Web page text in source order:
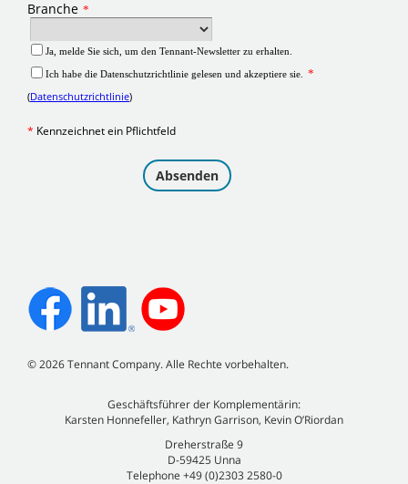
©2026Tennant Company. Alle Rechte vorbehalten.
Geschäftsführer der Komplementärin:
Karsten Honnefeller, Kathryn Garrison, Kevin O’Riordan
Dreherstraße 9
D-59425 Unna
Telephone +49 (0)2303 2580-0